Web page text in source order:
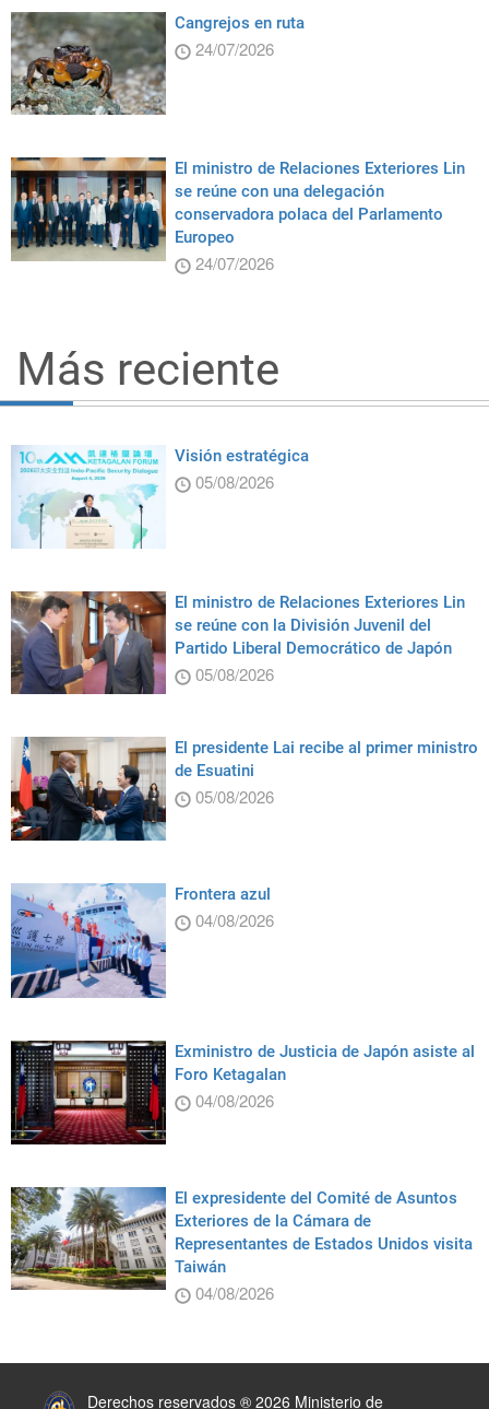
Cangrejos en ruta
24/07/2026
El ministro de Relaciones Exteriores Lin
se reúne con una delegación
conservadora polaca del Parlamento
Europeo
24/07/2026
Más reciente
Visión estratégica
05/08/2026
El ministro de Relaciones Exteriores Lin
se reúne con la División Juvenil del
Partido Liberal Democrático de Japón
05/08/2026
El presidente Lai recibe al primer ministro
de Esuatini
05/08/2026
Frontera azul
04/08/2026
Exministro de Justicia de Japón asiste al
Foro Ketagalan
04/08/2026
El expresidente del Comité de Asuntos
Exteriores de la Cámara de
Representantes de Estados Unidos visita
Taiwán
04/08/2026
Derechos reservados ® 2026 Ministerio de